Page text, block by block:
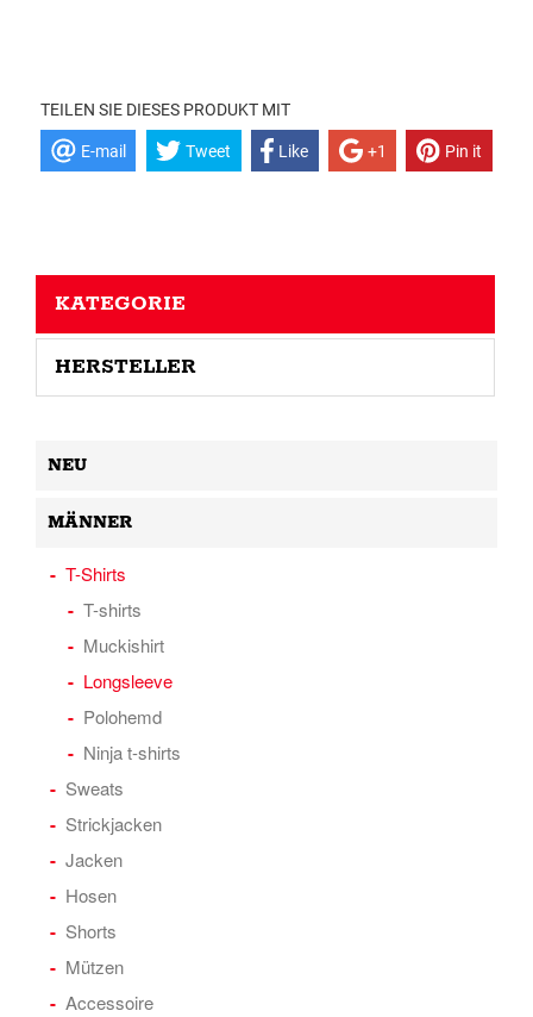
TEILEN SIE DIESES PRODUKT MIT
E-mail Tweet Like +1 Pin it
KATEGORIE
HERSTELLER
NEU
MÄNNER
T-Shirts
T-shirts
Muckishirt
Longsleeve
Polohemd
Ninja t-shirts
Sweats
Strickjacken
Jacken
Hosen
Shorts
Mützen
Accessoire